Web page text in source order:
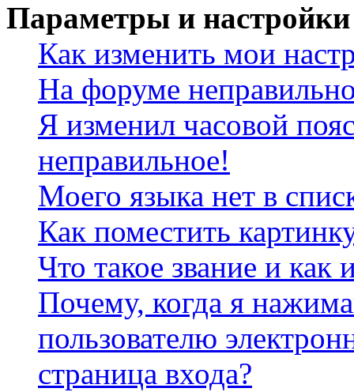
Параметры и настройки
Как изменить мои
На форуме
Я изменил часовой
неправильное!
Моего языка нет в
Как поместить
Что такое звание и как
Почему, когда я
пользователю
страница входа?